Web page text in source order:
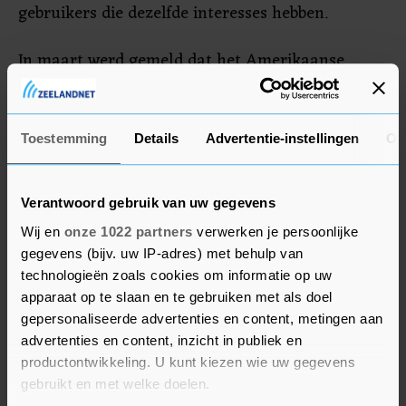
Toestemming Details Advertentie-instellingen
Verantwoord gebruik van uw gegevens
Wij en onze 1022 partners verwerken je persoonlijke
gegevens (bijv. uw IP-adres) met behulp van
technologieën zoals cookies om informatie op uw
apparaat op te slaan en te gebruiken met als doel
gepersonaliseerde advertenties en content, metingen aan
advertenties en content, inzicht in publiek en
productontwikkeling. U kunt kiezen wie uw gegevens
gebruikt en met welke doelen.
gebruikers die dezelfde interesses hebben.
In maart werd gemeld dat het Amerikaanse
ministerie van Justitie zich zorgen maakt over
het voornemen van Google om tracking cookies
te blokkeren omdat het bedrijf daarmee rivalen
op de advertentiemarkt kan hinderen. De Britse
naar de geplande veranderingen en houdt
toezicht op de zaak.
Kritiek op cookies
Technologiebedrijven zoals Google worden al
jarenlang bekritiseerd vanwege het gebruik van
de cookies om zorgen over privacy. De